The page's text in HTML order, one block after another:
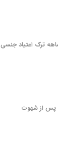
ترک اعتیاد جنسی
پس از شهوت